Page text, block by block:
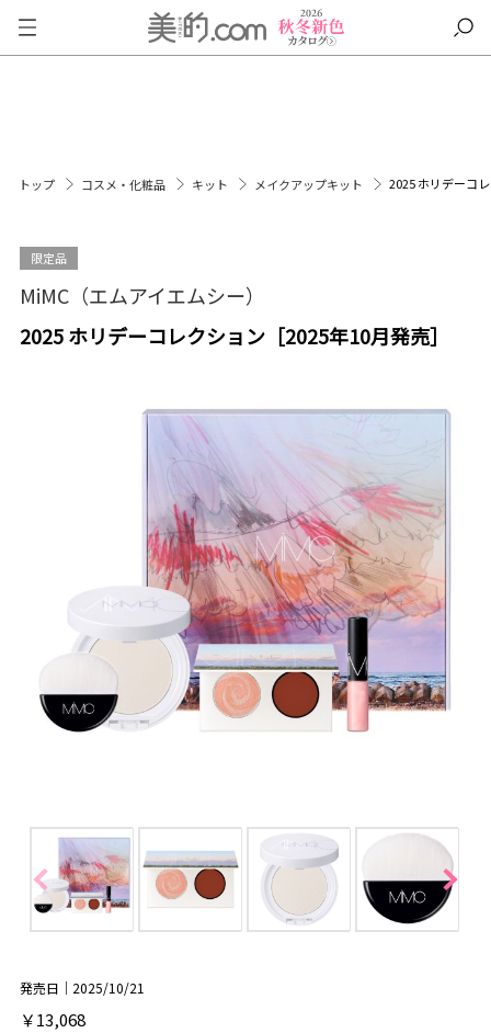
トップ コスメ・化粧品 キット メイクアップキット 2025 ホリデーコ
限定品
MiMC（エムアイエムシー）
2025 ホリデーコレクション［2025年10月発売］
発売日｜2025/10/21
￥13,068